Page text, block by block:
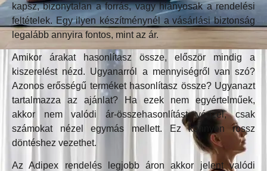
kapsz, bizonytalan a forrás, vagy hiányosak a rendelési
feltételek. Egy ilyen készítménynél a vásárlási biztonság
legalább annyira fontos, mint az ár.
Amikor árakat hasonlítasz össze, először mindig a
kiszerelést nézd. Ugyanarról a mennyiségről van szó?
Azonos erősségű terméket hasonlítasz össze? Ugyanazt
tartalmazza az ajánlat? Ha ezek nem egyértelműek,
akkor nem valódi ár-összehasonlítást végzel, csak
számokat nézel egymás mellett. Ez könnyen rossz
döntéshez vezethet.
Az Adipex rendelés legjobb áron akkor jelent valódi